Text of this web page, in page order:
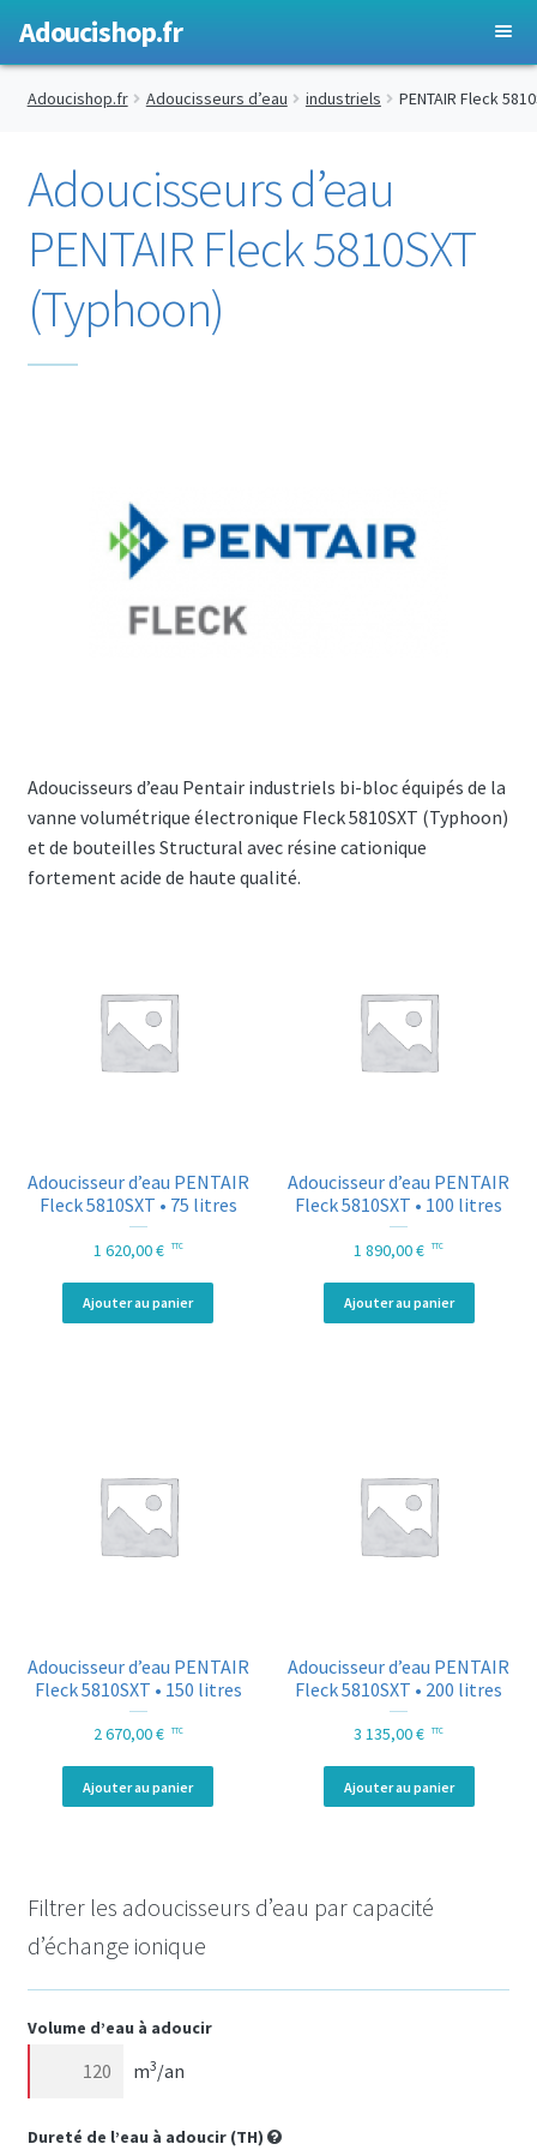
Adoucishop.fr
Adoucisseurs d’eau
Ouvrir
enfant
PENTAIR Fleck 5600SXT
PENTAIR Fleck 9100SXT duplex
PENTAIR Fleck 9500SXT duplex
Accessoires
Ouvrir
le
Adoucishop.fr Adoucisseurs d’eau industriels PENTAIR Fleck
Adoucisseurs d’eau
PENTAIR Fleck 5810SXT
(Typhoon)
Adoucisseurs d’eau Pentair industriels bi-bloc équipés de la
vanne volumétrique électronique Fleck 5810SXT (Typhoon)
et de bouteilles Structural avec résine cationique
fortement acide de haute qualité.
Adoucisseur d’eau PENTAIR
Fleck 5810SXT • 75 litres
1 620,00€ TTC
Ajouter au panier
Adoucisseur d’eau PENTAIR
Fleck 5810SXT • 100 litres
1 890,00€ TTC
Ajouter au panier
Adoucisseur d’eau PENTAIR
Fleck 5810SXT • 150 litres
2 670,00€ TTC
Ajouter au panier
Adoucisseur d’eau PENTAIR
Fleck 5810SXT • 200 litres
3 135,00€ TTC
Ajouter au panier
Filtrer les adoucisseurs d’eau par capacité
d’échange ionique
Volume d’eau à adoucir
m3/an
Dureté de l’eau à adoucir (TH)